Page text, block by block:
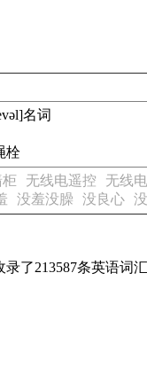
名词
栓
柜 无线电遥控 无线
没羞没臊 没良心
了213587条英语词